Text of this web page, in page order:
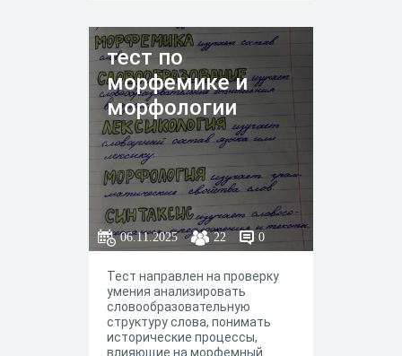
тест по
морфемике и
морфологии
06.11.2025 22 0
Тест направлен на проверку
умения анализировать
словообразовательную
структуру слова, понимать
исторические процессы,
влияющие на морфемный